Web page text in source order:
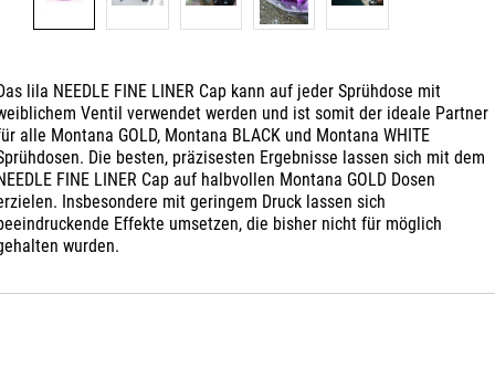
lila NEEDLE FINE LINER Cap kann auf jeder Sprühdose mit
Ventil verwendet werden und ist somit der ideale Partner
alle Montana GOLD, Montana BLACK und Montana WHITE
Die besten, präzisesten Ergebnisse lassen sich mit dem
FINE LINER Cap auf halbvollen Montana GOLD Dosen
Insbesondere mit geringem Druck lassen sich
Effekte umsetzen, die bisher nicht für möglich
wurden.